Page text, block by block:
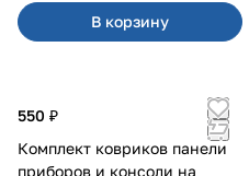
В корзину
550 ₽
Комплект ковриков панели
приборов и консоли на